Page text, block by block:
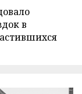
в